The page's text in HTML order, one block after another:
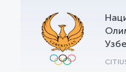
OLYMPCHIK AI -
Онлайн · olympic.uz